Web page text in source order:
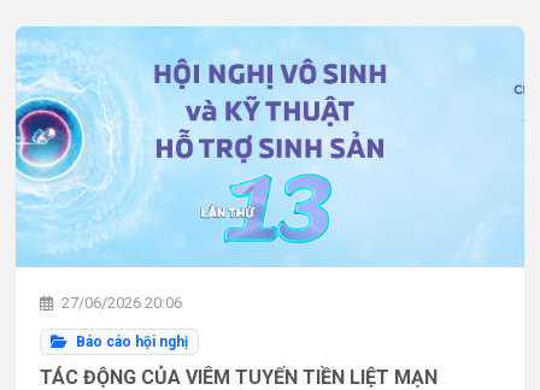
27/06/2026 20:06
Báo cáo hội nghị
TÁC ĐỘNG CỦA VIÊM TUYẾN TIỀN LIỆT MẠN